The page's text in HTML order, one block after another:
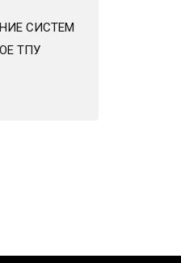
СИСТЕМ
ТПУ